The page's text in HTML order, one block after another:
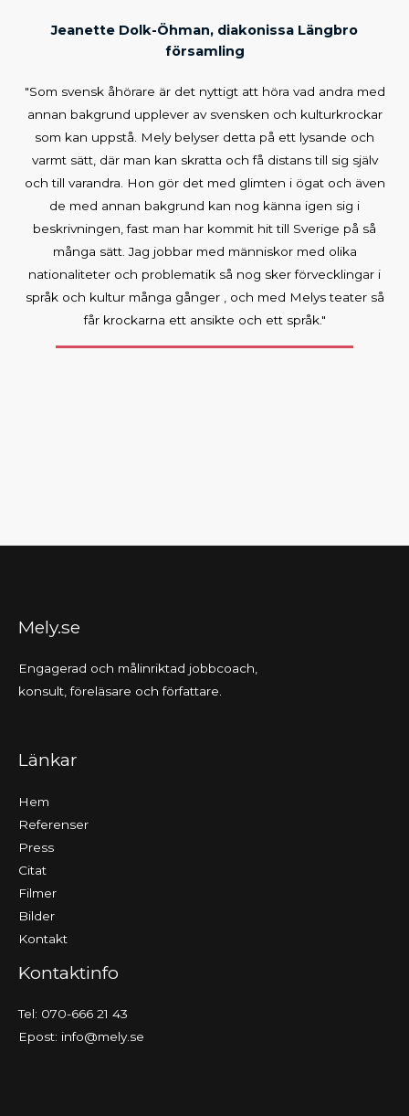
Jeanette Dolk-Öhman, diakonissa Längbro
församling
"Som svensk åhörare är det nyttigt att höra vad andra med
annan bakgrund upplever av svensken och kulturkrockar
som kan uppstå. Mely belyser detta på ett lysande och
varmt sätt, där man kan skratta och få distans till sig själv
och till varandra. Hon gör det med glimten i ögat och även
de med annan bakgrund kan nog känna igen sig i
beskrivningen, fast man har kommit hit till Sverige på så
många sätt. Jag jobbar med människor med olika
nationaliteter och problematik så nog sker förvecklingar i
språk och kultur många gånger , och med Melys teater så
får krockarna ett ansikte och ett språk."
Mely.se
Engagerad och målinriktad jobbcoach,
konsult, föreläsare och författare.
Länkar
Hem
Referenser
Press
Citat
Filmer
Bilder
Kontakt
Kontaktinfo
Tel: 070-666 21 43
Epost: info@mely.se